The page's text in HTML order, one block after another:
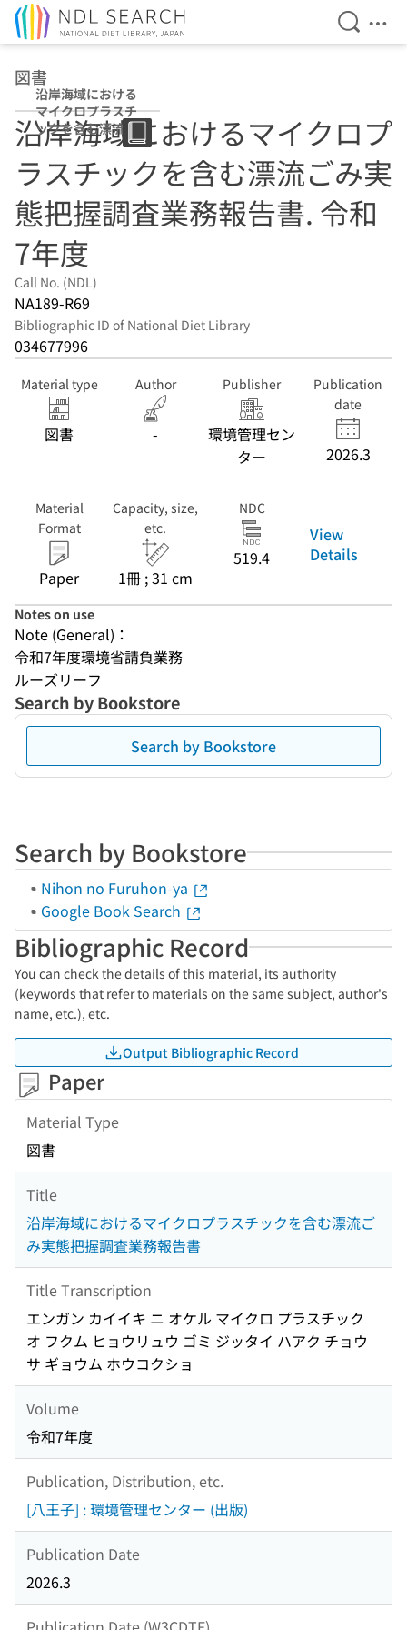
Open
図書
沿岸海域における
マイクロプラスチ
ックを含む漂流ご
み実態把握調査業
務報告書 令和7年
度
沿岸海域におけるマイクロプ
ラスチックを含む漂流ごみ実
態把握調査業務報告書. 令和
7年度
Call No. (NDL)
NA189-R69
Bibliographic ID of National Diet Library
034677996
Material type
図書
Author
-
Publisher
環境管理セン
ター
Publication
date
2026.3
Material
Format
Paper
Capacity, size,
etc.
1冊 ; 31 cm
NDC
519.4
View
Details
Notes on use
Note (General)：
令和7年度環境省請負業務
ルーズリーフ
Search by Bookstore
Search by Bookstore
Search by Bookstore
Nihon no Furuhon-ya
Google Book Search
Bibliographic Record
You can check the details of this material, its authority
(keywords that refer to materials on the same subject, author's
name, etc.), etc.
Output Bibliographic Record
Paper
Material Type
図書
Title
沿岸海域におけるマイクロプラスチックを含む漂流ご
み実態把握調査業務報告書
Title Transcription
エンガン カイイキ ニ オケル マイクロ プラスチック
オ フクム ヒョウリュウ ゴミ ジッタイ ハアク チョウ
サ ギョウム ホウコクショ
Volume
令和7年度
Publication, Distribution, etc.
[八王子] : 環境管理センター (出版)
Publication Date
2026.3